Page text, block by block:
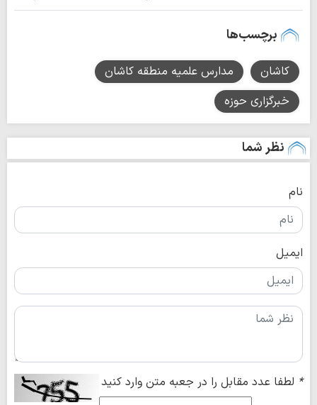
برچسب‌ها
کاشان
مدارس علمیه منطقه کاشان
خبرگزاری حوزه
نظر شما
نام
ایمیل
* لطفا عدد مقابل را در جعبه متن وارد کنید